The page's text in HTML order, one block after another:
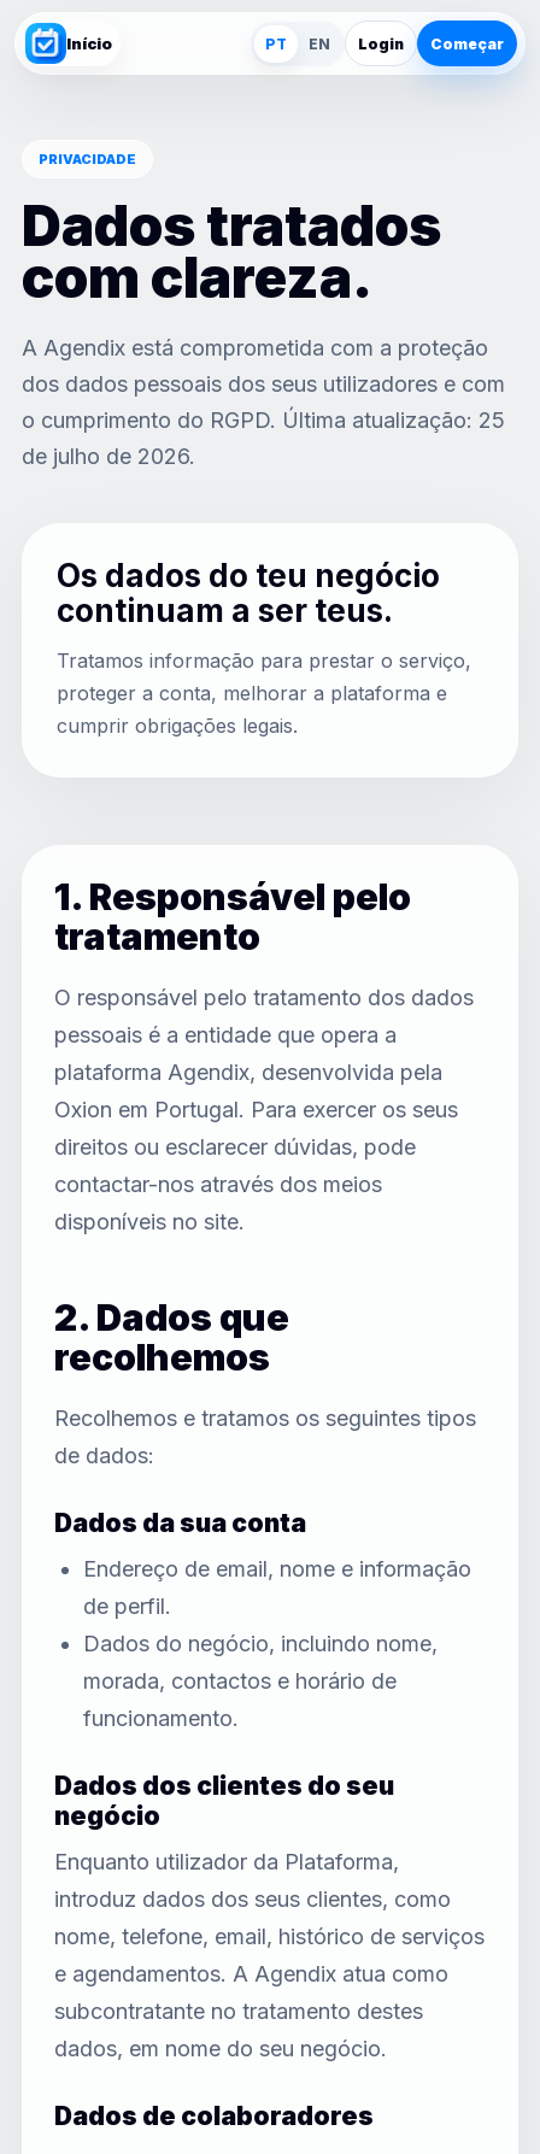
Início PT EN Login Começar
PRIVACIDADE
Dados tratados
com clareza.
A Agendix está comprometida com a proteção
dos dados pessoais dos seus utilizadores e com
o cumprimento do RGPD. Última atualização: 25
de julho de 2026.
Os dados do teu negócio
continuam a ser teus.
Tratamos informação para prestar o serviço,
proteger a conta, melhorar a plataforma e
cumprir obrigações legais.
1. Responsável pelo
tratamento
O responsável pelo tratamento dos dados
pessoais é a entidade que opera a
plataforma Agendix, desenvolvida pela
Oxion em Portugal. Para exercer os seus
direitos ou esclarecer dúvidas, pode
contactar-nos através dos meios
disponíveis no site.
2. Dados que
recolhemos
Recolhemos e tratamos os seguintes tipos
de dados:
Dados da sua conta
Endereço de email, nome e informação
de perfil.
Dados do negócio, incluindo nome,
morada, contactos e horário de
funcionamento.
Dados dos clientes do seu
negócio
Enquanto utilizador da Plataforma,
introduz dados dos seus clientes, como
nome, telefone, email, histórico de serviços
e agendamentos. A Agendix atua como
subcontratante no tratamento destes
dados, em nome do seu negócio.
Dados de colaboradores